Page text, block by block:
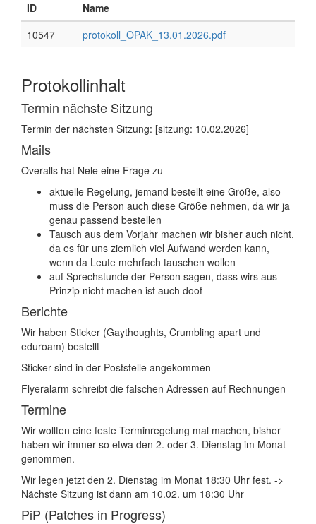
ID
Name
10547
protokoll_OPAK_13.01.2026.pdf
Protokollinhalt
Termin nächste Sitzung
Termin der nächsten Sitzung: [sitzung: 10.02.2026]
Mails
Overalls hat Nele eine Frage zu
aktuelle Regelung, jemand bestellt eine Größe, also
muss die Person auch diese Größe nehmen, da wir ja
genau passend bestellen
Tausch aus dem Vorjahr machen wir bisher auch nicht,
da es für uns ziemlich viel Aufwand werden kann,
wenn da Leute mehrfach tauschen wollen
auf Sprechstunde der Person sagen, dass wirs aus
Prinzip nicht machen ist auch doof
Berichte
Wir haben Sticker (Gaythoughts, Crumbling apart und
eduroam) bestellt
Sticker sind in der Poststelle angekommen
Flyeralarm schreibt die falschen Adressen auf Rechnungen
Termine
Wir wollten eine feste Terminregelung mal machen, bisher
haben wir immer so etwa den 2. oder 3. Dienstag im Monat
genommen.
Wir legen jetzt den 2. Dienstag im Monat 18:30 Uhr fest. ->
Nächste Sitzung ist dann am 10.02. um 18:30 Uhr
PiP (Patches in Progress)